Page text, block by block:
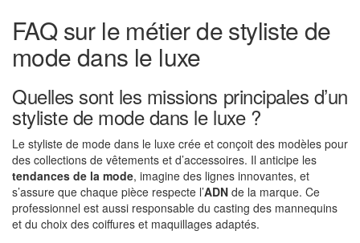
FAQ sur le métier de styliste de
mode dans le luxe
Quelles sont les missions principales d’un
styliste de mode dans le luxe ?
Le styliste de mode dans le luxe crée et conçoit des modèles pour
des collections de vêtements et d’accessoires. Il anticipe les
tendances de la mode, imagine des lignes innovantes, et
s’assure que chaque pièce respecte l’ADN de la marque. Ce
professionnel est aussi responsable du casting des mannequins
et du choix des coiffures et maquillages adaptés.